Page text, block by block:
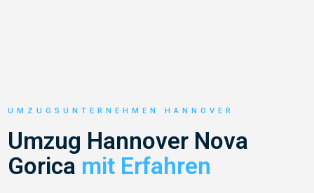
UMZUGSUNTERNEHMEN HANNOVER
Umzug Hannover Nova
Gorica mit Erfahren